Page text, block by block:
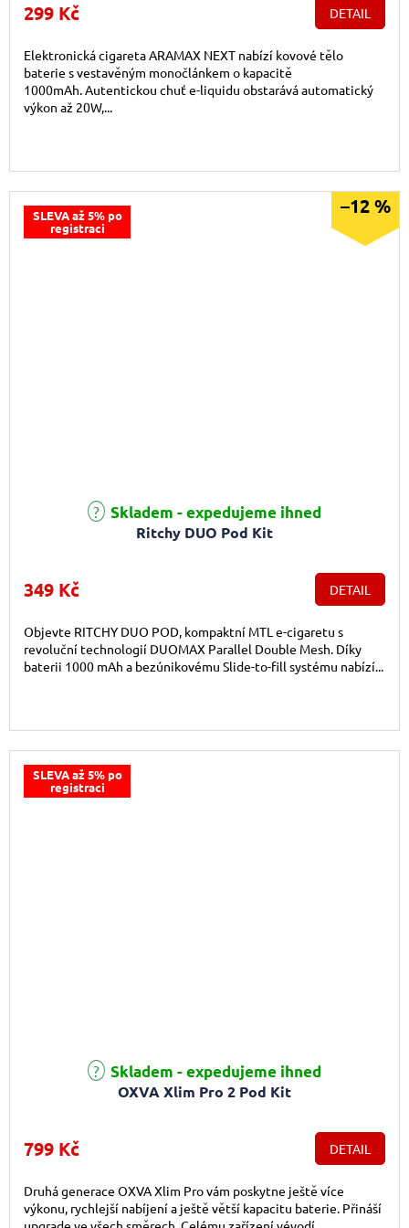
299 Kč DETAIL
Elektronická cigareta ARAMAX NEXT nabízí kovové tělo
baterie s vestavěným monočlánkem o kapacitě
1000mAh. Autentickou chuť e-liquidu obstarává automatický
výkon až 20W,...
SLEVA až 5% po
registraci
–12 %
Ritchy DUO Pod Kit
Průměrné hodnocení produktu je 5,0 z 5 hvězdiček.
Skladem - expedujeme ihned
349 Kč DETAIL
Objevte RITCHY DUO POD, kompaktní MTL e-cigaretu s
revoluční technologií DUOMAX Parallel Double Mesh. Díky
baterii 1000 mAh a bezúnikovému Slide-to-fill systému nabízí...
SLEVA až 5% po
registraci
OXVA Xlim Pro 2 Pod Kit
Průměrné hodnocení produktu je 5,0 z 5 hvězdiček.
Skladem - expedujeme ihned
799 Kč DETAIL
Druhá generace OXVA Xlim Pro vám poskytne ještě více
výkonu, rychlejší nabíjení a ještě větší kapacitu baterie. Přináší